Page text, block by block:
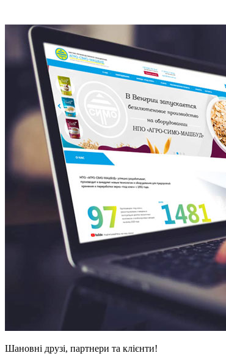
Шановні друзі, партнери та клієнти!